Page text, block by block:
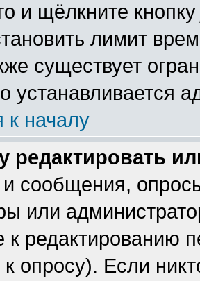
и щёлкните
лимит
существует
устанавливается
к началу
редактировать
сообщения,
или
к редактированию
к опросу). Если